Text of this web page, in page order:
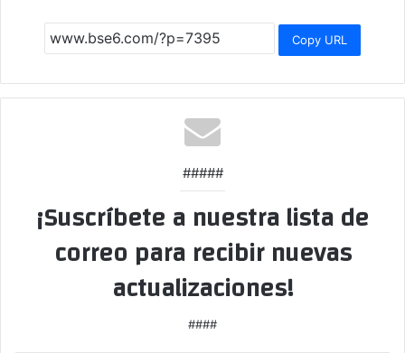
Copy URL
#####
¡Suscríbete a nuestra lista de
correo para recibir nuevas
actualizaciones!
####